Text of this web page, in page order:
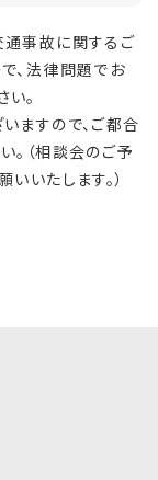
事故に関するご
、法律問題でお
。
ますので、ご都合
。（相談会のご予
いたします。）